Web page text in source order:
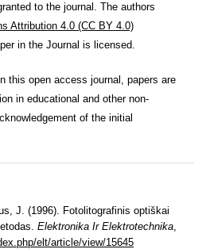
to the journal. The authors
Attribution 4.0 (CC BY 4.0)
in the Journal is licensed.
this open access journal, papers are
in educational and other non-
of the initial
J. (1996). Fotolitografinis optiškai
Elektronika Ir Elektrotechnika,
elt/article/view/15645